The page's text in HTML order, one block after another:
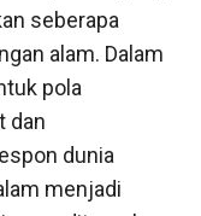
seberapa
alam. Dalam
pola
dan
dunia
menjadi